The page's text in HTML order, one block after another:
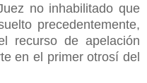
no inhabilitado que
precedentemente,
recurso de apelación
en el primer otrosí del